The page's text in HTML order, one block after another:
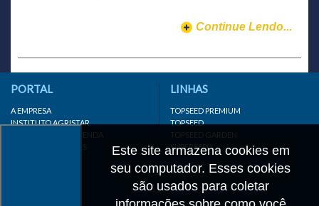
Continue Lendo...
Este site armazena cookies em
seu computador. Esses cookies
são usados para coletar
PORTAL
A EMPRESA
INSTITUTO AGRISTAR
DISTRIBUIDOR/REVENDA
LINKS IMPORTANTES
LINHAS
TOPSEED PREMIUM
TOPSEED
TOPSEED GARDEN
SUPERSEED